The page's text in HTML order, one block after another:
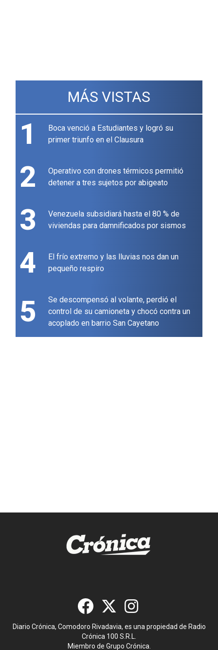
MÁS VISTAS
1
Boca venció a Estudiantes y logró su
primer triunfo en el Clausura
2
Operativo con drones térmicos permitió
detener a tres sujetos por abigeato
3
Venezuela subsidiará hasta el 80 % de
viviendas para damnificados por sismos
4
El frío extremo y las lluvias nos dan un
pequeño respiro
5
Se descompensó al volante, perdió el
control de su camioneta y chocó contra un
acoplado en barrio San Cayetano
Diario Crónica, Comodoro Rivadavia, es una propiedad de Radio
Crónica 100 S.R.L.
Miembro de Grupo Crónica.